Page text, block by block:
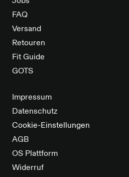
FAQ
Versand
Retouren
Fit Guide
GOTS
Impressum
Datenschutz
Cookie-Einstellungen
AGB
OS Plattform
Widerruf